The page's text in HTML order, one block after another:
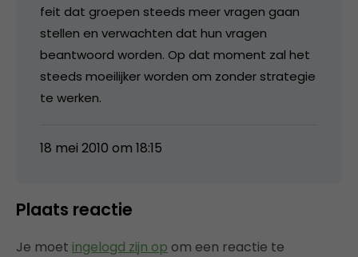
feit dat groepen steeds meer vragen gaan
stellen en verwachten dat hun vragen
beantwoord worden. Op dat moment zal het
steeds moeilijker worden om zonder strategie
te werken.
18 mei 2010 om 18:15
Plaats reactie
Je moet ingelogd zijn op om een reactie te